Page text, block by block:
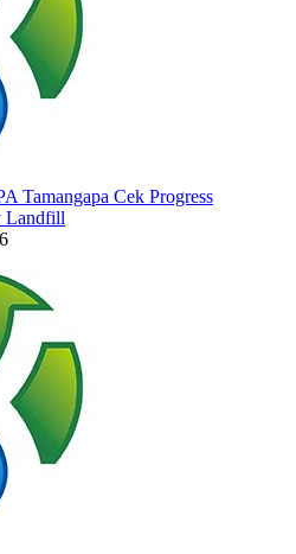
Tamangapa Cek Progress
Landfill